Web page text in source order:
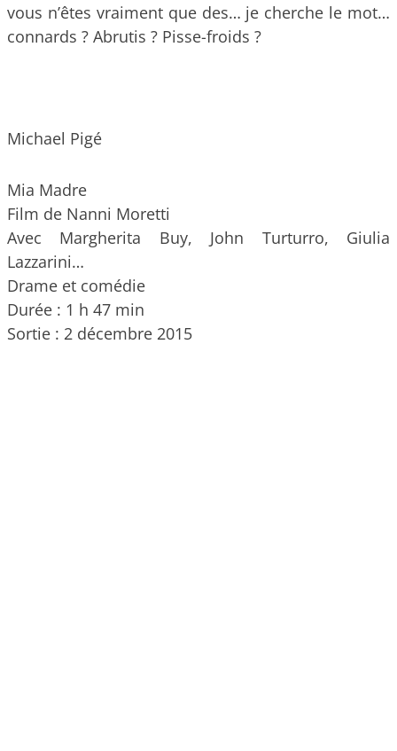
vous n’êtes vraiment que des… je cherche le mot…
connards ? Abrutis ? Pisse-froids ?
Michael Pigé
Mia Madre
Film de Nanni Moretti
Avec Margherita Buy, John Turturro, Giulia
Lazzarini…
Drame et comédie
Durée : 1 h 47 min
Sortie : 2 décembre 2015